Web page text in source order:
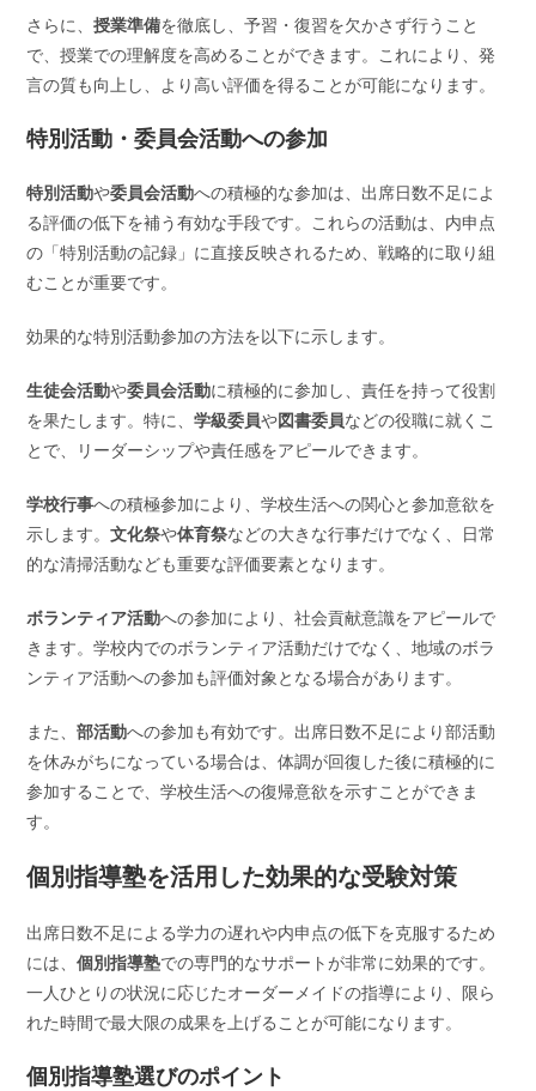
さらに、授業準備を徹底し、予習・復習を欠かさず行うこと
で、授業での理解度を高めることができます。これにより、発
言の質も向上し、より高い評価を得ることが可能になります。
特別活動・委員会活動への参加
特別活動や委員会活動への積極的な参加は、出席日数不足によ
る評価の低下を補う有効な手段です。これらの活動は、内申点
の「特別活動の記録」に直接反映されるため、戦略的に取り組
むことが重要です。
効果的な特別活動参加の方法を以下に示します。
生徒会活動や委員会活動に積極的に参加し、責任を持って役割
を果たします。特に、学級委員や図書委員などの役職に就くこ
とで、リーダーシップや責任感をアピールできます。
学校行事への積極参加により、学校生活への関心と参加意欲を
示します。文化祭や体育祭などの大きな行事だけでなく、日常
的な清掃活動なども重要な評価要素となります。
ボランティア活動への参加により、社会貢献意識をアピールで
きます。学校内でのボランティア活動だけでなく、地域のボラ
ンティア活動への参加も評価対象となる場合があります。
また、部活動への参加も有効です。出席日数不足により部活動
を休みがちになっている場合は、体調が回復した後に積極的に
参加することで、学校生活への復帰意欲を示すことができま
す。
個別指導塾を活用した効果的な受験対策
出席日数不足による学力の遅れや内申点の低下を克服するため
には、個別指導塾での専門的なサポートが非常に効果的です。
一人ひとりの状況に応じたオーダーメイドの指導により、限ら
れた時間で最大限の成果を上げることが可能になります。
個別指導塾選びのポイント